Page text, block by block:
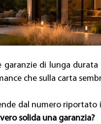
di lunga durata
che sulla carta
dal numero riportato
solida una garanzia?